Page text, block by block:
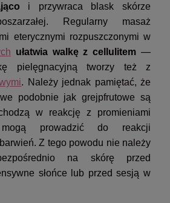
i przywraca blask skórze
Regularny masaż
eterycznymi rozpuszczonymi w
ułatwia walkę z cellulitem —
pielęgnacyjną tworzy też z
. Należy jednak pamiętać, że
podobnie jak grejpfrutowe są
w reakcję z promieniami
prowadzić do reakcji
Z tego powodu nie należy
na skórę przed
słońce lub przed sesją w